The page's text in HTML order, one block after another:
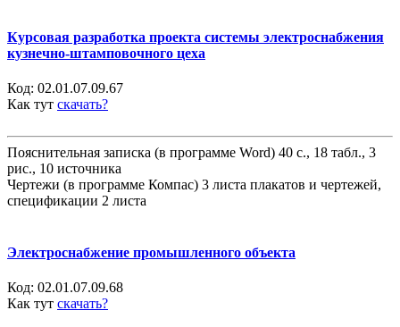
Курсовая разработка проекта системы электроснабжения
кузнечно-штамповочного цеха
Код: 02.01.07.09.67
Как тут скачать?
Пояснительная записка (в программе Word) 40 с., 18 табл., 3
рис., 10 источника
Чертежи (в программе Компас) 3 листа плакатов и чертежей,
спецификации 2 листа
Электроснабжение промышленного объекта
Код: 02.01.07.09.68
Как тут скачать?